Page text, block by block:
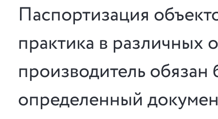
Паспортизация
практика в различных
производитель обязан
определенный